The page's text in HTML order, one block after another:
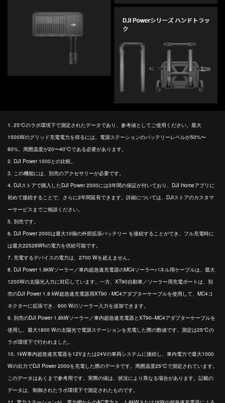
1. 25℃のラボ環境下で測定されたデータであり、参考値としてご使用ください。最大
1500Wのグリッド充電電力を得るには、電源ステーションのバッテリーレベルが50%〜
80%、周囲温度が20〜40℃である必要があります。
2. DJI Power 1000との比較。
3. この機能には、別売のアクセサリーが必要です。
4. DJIストアで購入したDJI Power 2000には3年間の保証が付いており、DJI Homeアプリに
初めて接続することで、さらに2年間延長できます。詳細については、DJIストアのカスタマ
ーサービスまでご相談ください。
5. 別売です。
6. DJI Power 2000は最大10個の外部拡張バッテリー を接続することができ、フル充電時に
は最大22528Whの電力を供給可能です。
7. 充電するデバイスの電力は、2700 Wを超えません。
8. DJI Power 1.8kWソーラー／車内超急速充電器のMC4ソーラーパネル用ケーブルは、最大
1200Wの太陽光入力に対応しています。一方、XT90自動車／ソーラー用充電ポートは、別
売のDJI Power 1.8 kW超急速充電器用XT90 - MC4アダプターケーブルを使用して、MC4コ
ネクターに拡張でき、600 Wのソーラー入力を追加できます。
9. 別売のDJI Power 1.8kWソーラー／車内超急速充電器とXT90–MC4アダプターケーブルを
使用し、最大1800 Wの太陽光で電源ステーションを充電した際の数値です。測定は25℃の
ラボ環境下で行われました。
10. 1kW車内超急速充電器を12Vまたは24Vの車両システムに接続し、車内電力で最大1000
Wの出力でDJI Power 2000を充電した際のデータです。周囲温度25℃で測定されています。
このデータはあくまで参考用です。実際の値は、状況により異なる場合があります。記載の
データは、制御されたラボ環境下で測定されたものです。